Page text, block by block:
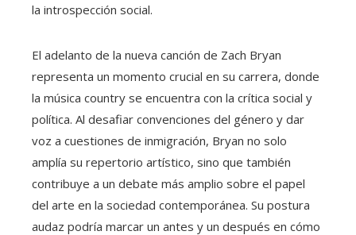
la introspección social.
El adelanto de la nueva canción de Zach Bryan
representa un momento crucial en su carrera, donde
la música country se encuentra con la crítica social y
política. Al desafiar convenciones del género y dar
voz a cuestiones de inmigración, Bryan no solo
amplía su repertorio artístico, sino que también
contribuye a un debate más amplio sobre el papel
del arte en la sociedad contemporánea. Su postura
audaz podría marcar un antes y un después en cómo